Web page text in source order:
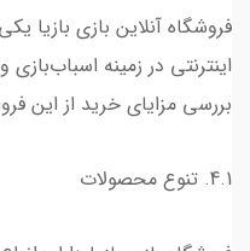
فروشگاه آنلاین بازی بازیا
اینترنتی در زمینه
بررسی مزایای خرید از این
4.1. تنوع محصولات